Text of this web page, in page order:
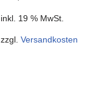
inkl. 19 % MwSt.
zzgl. Versandkosten